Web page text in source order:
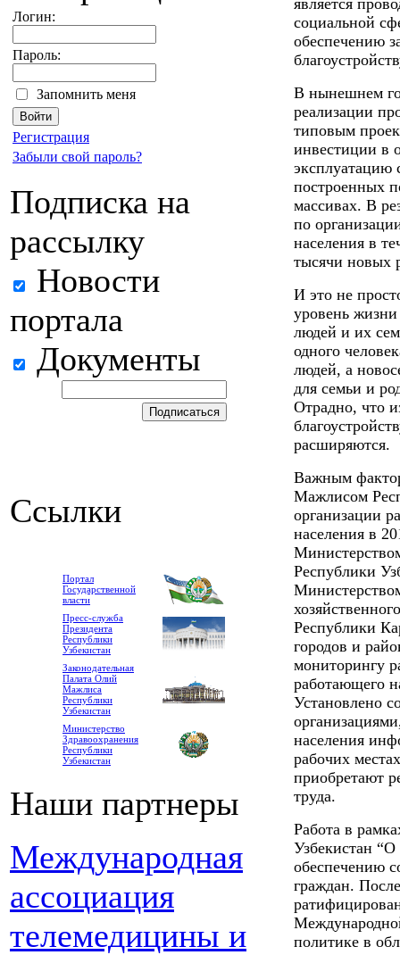
Логин:
Пароль:
Запомнить меня
Регистрация
Забыли свой пароль?
Подписка на
рассылку
Новости
портала
Документы
Ссылки
Портал
Государственной
власти
Пресс-служба
Президента
Республики
Узбекистан
Законодательная
Палата Олий
Мажлиса
Республики
Узбекистан
Министерство
Здравоохранения
Республики
Узбекистан
Наши партнеры
Международная
ассоциация
телемедицины и
является
социальной
обеспечению
В нынешнем
реализации
типовым
инвестиции в
эксплуатацию
построенных
массивах. В
по
населения в
тысячи новых
И это не
уровень жизни
людей и их
одного
людей, а
для семьи и
Отрадно, что
расширяются.
Важным
Мажлисом
организации
населения в
Республики
Республики
городов и
мониторингу
работающего
Установлено
населения
рабочих
приобретают
труда.
Работа в
Узбекистан “О
обеспечению
граждан.
политике в